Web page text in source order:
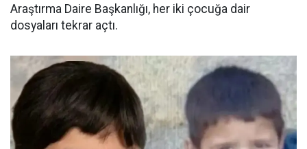
Araştırma Daire Başkanlığı, her iki çocuğa dair
dosyaları tekrar açtı.